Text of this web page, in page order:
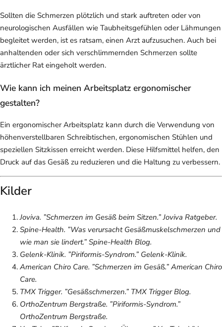
Sollten die Schmerzen plötzlich und stark auftreten oder von
neurologischen Ausfällen wie Taubheitsgefühlen oder Lähmungen
begleitet werden, ist es ratsam, einen Arzt aufzusuchen. Auch bei
anhaltenden oder sich verschlimmernden Schmerzen sollte
ärztlicher Rat eingeholt werden.
Wie kann ich meinen Arbeitsplatz ergonomischer
gestalten?
Ein ergonomischer Arbeitsplatz kann durch die Verwendung von
höhenverstellbaren Schreibtischen, ergonomischen Stühlen und
speziellen Sitzkissen erreicht werden. Diese Hilfsmittel helfen, den
Druck auf das Gesäß zu reduzieren und die Haltung zu verbessern.
Kilder
Joviva. ”Schmerzen im Gesäß beim Sitzen.”Joviva Ratgeber.
Spine-Health. ”Was verursacht Gesäßmuskelschmerzen und
wie man sie lindert.” Spine-Health Blog.
Gelenk-Klinik. ”Piriformis-Syndrom.” Gelenk-Klinik.
American Chiro Care. ”Schmerzen im Gesäß.” American Chiro
Care.
TMX Trigger. ”Gesäßschmerzen.” TMX Trigger Blog.
OrthoZentrum Bergstraße. ”Piriformis-Syndrom.”
OrthoZentrum Bergstraße.